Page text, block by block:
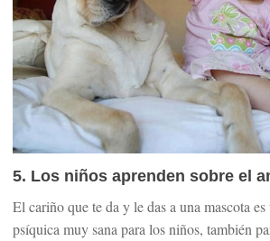
5. Los niños aprenden sobre el
El cariño que te da y le das a una mascota
psíquica muy sana para los niños, también